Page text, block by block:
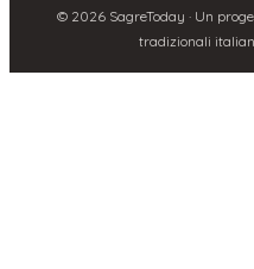
© 2026SagreToday · Un
tradizionali